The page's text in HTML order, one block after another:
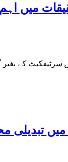
میں
تبدیلی